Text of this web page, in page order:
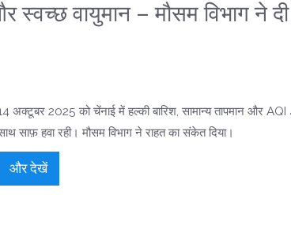
वायुमान – मौसम विभाग ने दी
अक्टूबर 2025 को चेंनाई में हल्की बारिश, सामान्य तापमान और
साफ़ हवा रही। मौसम विभाग ने राहत का संकेत दिया।
और देखें